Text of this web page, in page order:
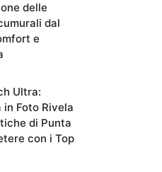
delle
dal
e
Ultra:
Foto Rivela
di Punta
con i Top